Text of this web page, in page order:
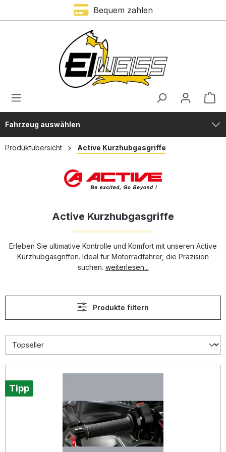
Bequem zahlen
Fahrzeug auswählen
Produktübersicht Active Kurzhubgasgriffe
Active Kurzhubgasgriffe
Erleben Sie ultimative Kontrolle und Komfort mit unseren Active
Kurzhubgasgriffen. Ideal für Motorradfahrer, die Präzision
suchen. weiterlesen...
Produkte filtern
Tipp